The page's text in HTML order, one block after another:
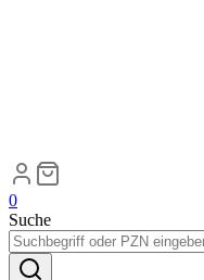
0
Suche